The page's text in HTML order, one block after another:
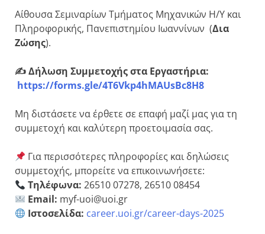
Αίθουσα Σεμιναρίων Τμήματος Μηχανικών Η/Υ και
Πληροφορικής, Πανεπιστημίου Ιωαννίνων (Δια
Ζώσης).
✍️Δήλωση Συμμετοχής στα Εργαστήρια:
https://forms.gle/4T6Vkp4hMAUsBc8H8
Μη διστάσετε να έρθετε σε επαφή μαζί μας για τη
συμμετοχή και καλύτερη προετοιμασία σας.
Για περισσότερες πληροφορίες και δηλώσεις
συμμετοχής, μπορείτε να επικοινωνήσετε:
Τηλέφωνα: 26510 07278, 26510 08454
Email: myf-uoi@uoi.gr
Ιστοσελίδα: career.uoi.gr/career-days-2025